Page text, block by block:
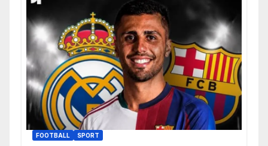
FOOTBALL SPORT